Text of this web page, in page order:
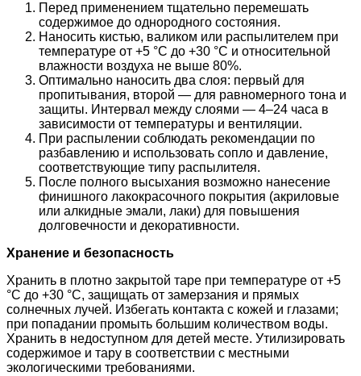
Перед применением тщательно перемешать
содержимое до однородного состояния.
Наносить кистью, валиком или распылителем при
температуре от +5 °C до +30 °C и относительной
влажности воздуха не выше 80%.
Оптимально наносить два слоя: первый для
пропитывания, второй — для равномерного тона и
защиты. Интервал между слоями — 4–24 часа в
зависимости от температуры и вентиляции.
При распылении соблюдать рекомендации по
разбавлению и использовать сопло и давление,
соответствующие типу распылителя.
После полного высыхания возможно нанесение
финишного лакокрасочного покрытия (акриловые
или алкидные эмали, лаки) для повышения
долговечности и декоративности.
Хранение и безопасность
Хранить в плотно закрытой таре при температуре от +5
°C до +30 °C, защищать от замерзания и прямых
солнечных лучей. Избегать контакта с кожей и глазами;
при попадании промыть большим количеством воды.
Хранить в недоступном для детей месте. Утилизировать
содержимое и тару в соответствии с местными
экологическими требованиями.